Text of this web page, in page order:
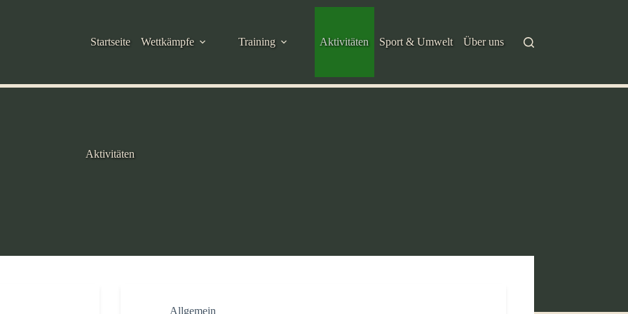
Startseite
Wettkämpfe Training Aktivitäten Sport & Umwelt Über uns
Aktivitäten
Allgemein